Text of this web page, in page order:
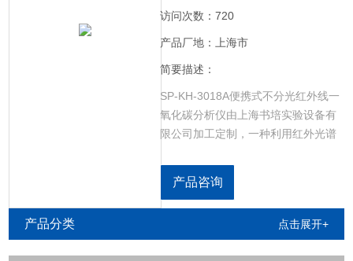
访问次数：720
产品厂地：上海市
简要描述：
SP-KH-3018A便携式不分光红外线一
氧化碳分析仪由上海书培实验设备有
限公司加工定制，一种利用红外光谱
以检测一氧化碳浓度、温度和湿度。
具有非常清晰的彩色触摸屏，声光报
产品咨询
产品分类 点击展开+